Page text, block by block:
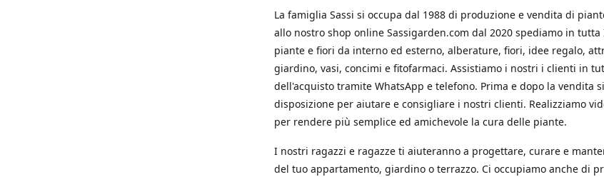
La famiglia Sassi si occupa dal 1988 di produzione e vendita di
allo nostro shop online Sassigarden.com dal 2020 spediamo in
piante e fiori da interno ed esterno, alberature, fiori, idee regalo,
giardino, vasi, concimi e fitofarmaci. Assistiamo i nostri i clienti in
dell'acquisto tramite WhatsApp e telefono. Prima e dopo la vendita
disposizione per aiutare e consigliare i nostri clienti. Realizziamo
per rendere più semplice ed amichevole la cura delle piante.
I nostri ragazzi e ragazze ti aiuteranno a progettare, curare e
del tuo appartamento, giardino o terrazzo. Ci occupiamo anche di